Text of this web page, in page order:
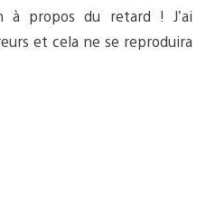
à propos du retard ! J’ai
et cela ne se reproduira